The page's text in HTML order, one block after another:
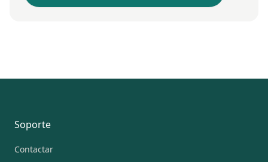
Soporte
Contactar